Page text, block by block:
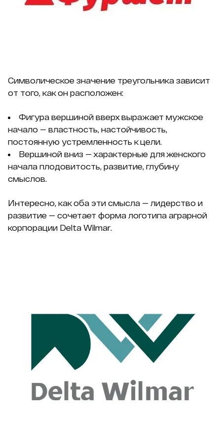
Символическое значение треугольника зависит
от того, как он расположен:
Фигура вершиной вверх выражает мужское
начало — властность, настойчивость,
постоянную устремленность к цели.
Вершиной вниз — характерные для женского
начала плодовитость, развитие, глубину
смыслов.
Интересно, как оба эти смысла — лидерство и
развитие — сочетает форма логотипа аграрной
корпорации Delta Wilmar.